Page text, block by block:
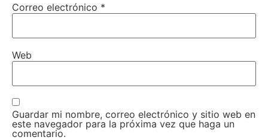
Correo electrónico *
Web
Guardar mi nombre, correo electrónico y sitio web en
este navegador para la próxima vez que haga un
comentario.